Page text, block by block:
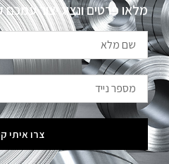
מלאו פרטים ונציג יצור עמכם
צרו איתי